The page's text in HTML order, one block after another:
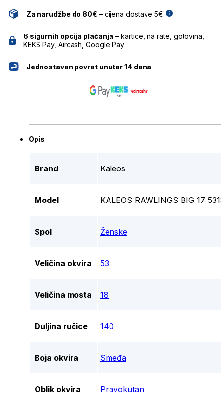
Za narudžbe do 80€ – cijena dostave 5€
6 sigurnih opcija plaćanja – kartice, na rate, gotovina,
KEKS Pay, Aircash, Google Pay
Jednostavan povrat unutar 14 dana
Opis
Brand Kaleos
Model KALEOS RAWLINGS BIG 17
Spol Ženske
Veličina okvira 53
Veličina mosta 18
Duljina ručice 140
Boja okvira Smeđa
Oblik okvira Pravokutan